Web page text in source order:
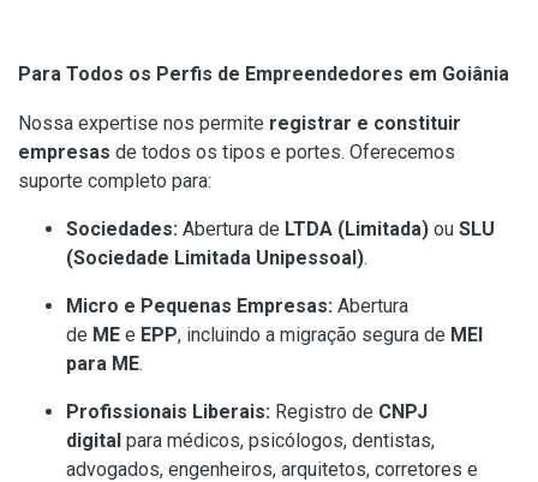
Para Todos os Perfis de Empreendedores em Goiânia
Nossa expertise nos permite registrar e constituir
empresas de todos os tipos e portes. Oferecemos
suporte completo para:
Sociedades: Abertura de LTDA (Limitada) ou SLU
(Sociedade Limitada Unipessoal).
Micro e Pequenas Empresas: Abertura
de ME e EPP, incluindo a migração segura de MEI
para ME.
Profissionais Liberais: Registro de CNPJ
digital para médicos, psicólogos, dentistas,
advogados, engenheiros, arquitetos, corretores e